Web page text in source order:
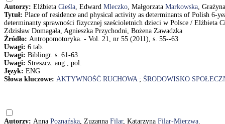
Autorzy: Elżbieta Cieśla, Edward Mleczko, Małgorzata Markowska,
Tytuł: Place of residence and physical activity as determinants of Polish 6-
determinanty sprawności fizycznej sześcioletnich dzieci w Polsce / Elżbieta
Zdzisław Domagała, Agnieszka Przychodni, Bożena Zawadzka
Źródło: Antropomotoryka. - Vol. 21, nr 55 (2011), s. 55--63
Uwagi: 6 tab.
Uwagi: Bibliogr. s. 61-63
Uwagi: Streszcz. ang., pol.
Język: ENG
Słowa kluczowe: AKTYWNOŚĆ RUCHOWA; ŚRODOWISKO
Autorzy: Anna Poznańska, Zuzanna Filar, Katarzyna Filar-Mierzwa.